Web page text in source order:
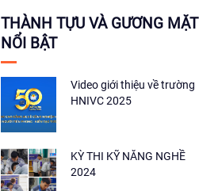
THÀNH TỰU VÀ GƯƠNG MẶT
NỔI BẬT
Video giới thiệu về trường
HNIVC 2025
KỲ THI KỸ NĂNG NGHỀ
2024